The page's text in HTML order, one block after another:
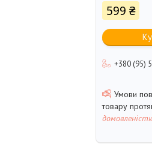
599 ₴
+380 (95)
товару